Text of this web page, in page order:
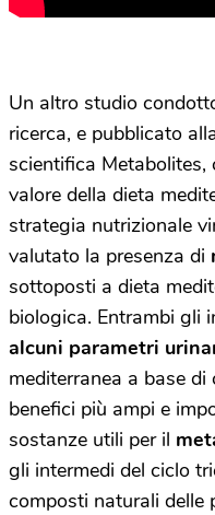
Un altro studio
ricerca, e pubblicato
scientifica Metabolites,
valore della dieta
strategia nutrizionale
valutato la presenza di
sottoposti a dieta
biologica. Entrambi gli
alcuni parametri
mediterranea a base
benefici più ampi e
sostanze utili per il
gli intermedi del ciclo
composti naturali delle